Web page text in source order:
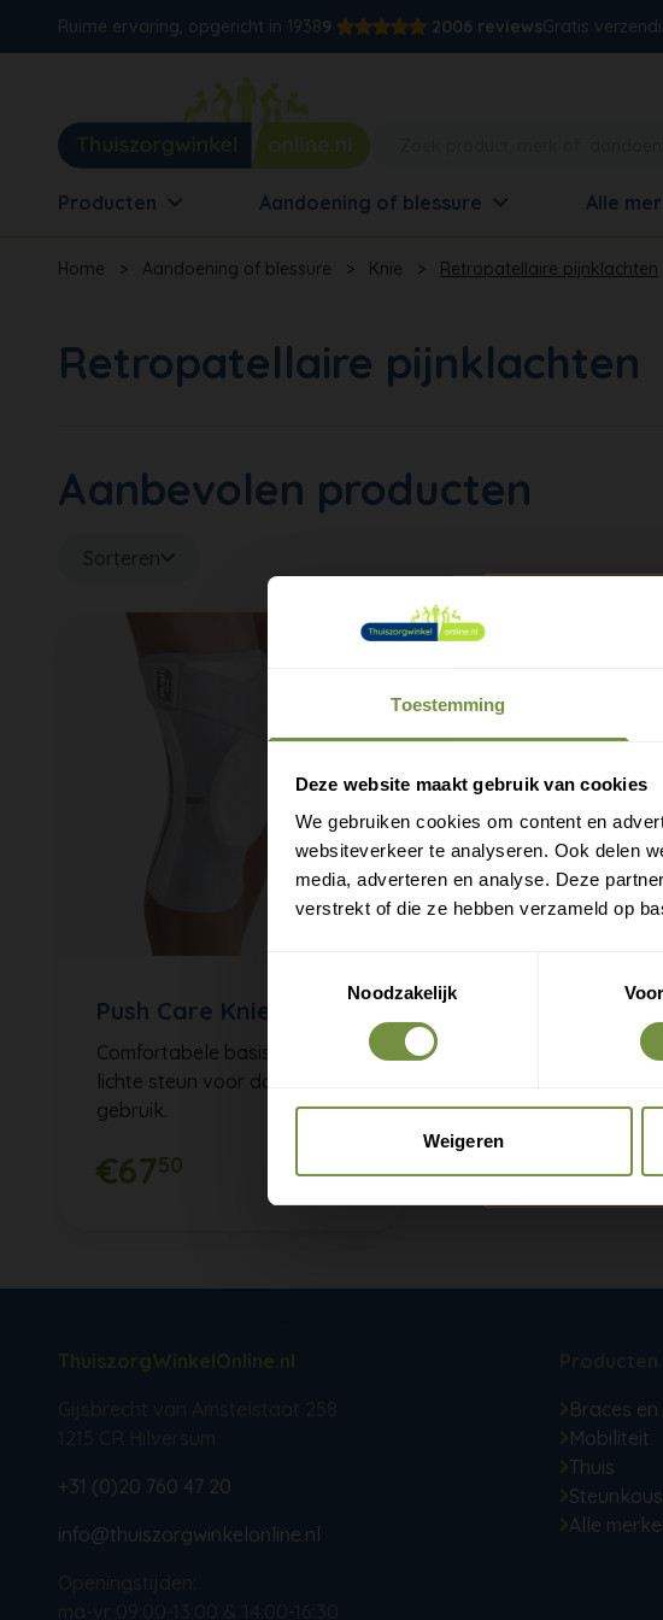
Toestemming
Deze website maakt gebruik van cookies
We gebruiken cookies om content en
websiteverkeer te analyseren. Ook delen
media, adverteren en analyse. Deze
verstrekt of die ze hebben verzameld op
Noodzakelijk
Weigeren
Ruime ervaring, opgericht in 19389 2006 reviewsGratis
Producten Aandoening of blessure Alle
Home > Aandoening of blessure > Knie > Retropatellaire pijnklachten
Retropatellaire pijnklachten
Aanbevolen producten
Sorteren
Push Care Kniebrace
Comfortabele basisbrace met
lichte steun voor dagelijks
gebruik.
€6750
+31 (0)20 760 47 20
info@thuiszorgwinkelonline.nl
Braces
Mobiliteit
Thuis
Alle
Laat
een gratis
Gratis
Nieuwe
Exclusieve